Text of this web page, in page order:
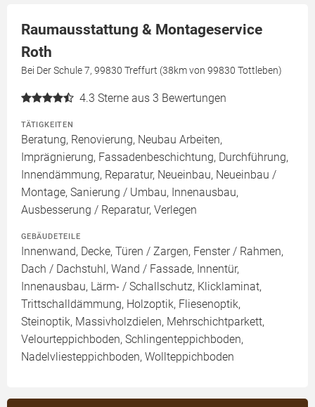
Raumausstattung & Montageservice
Roth
Bei Der Schule 7, 99830 Treffurt (38km von 99830 Tottleben)
4.3 Sterne aus 3 Bewertungen
TÄTIGKEITEN
Beratung, Renovierung, Neubau Arbeiten,
Imprägnierung, Fassadenbeschichtung, Durchführung,
Innendämmung, Reparatur, Neueinbau, Neueinbau /
Montage, Sanierung / Umbau, Innenausbau,
Ausbesserung / Reparatur, Verlegen
GEBÄUDETEILE
Innenwand, Decke, Türen / Zargen, Fenster / Rahmen,
Dach / Dachstuhl, Wand / Fassade, Innentür,
Innenausbau, Lärm- / Schallschutz, Klicklaminat,
Trittschalldämmung, Holzoptik, Fliesenoptik,
Steinoptik, Massivholzdielen, Mehrschichtparkett,
Velourteppichboden, Schlingenteppichboden,
Nadelvliesteppichboden, Wollteppichboden